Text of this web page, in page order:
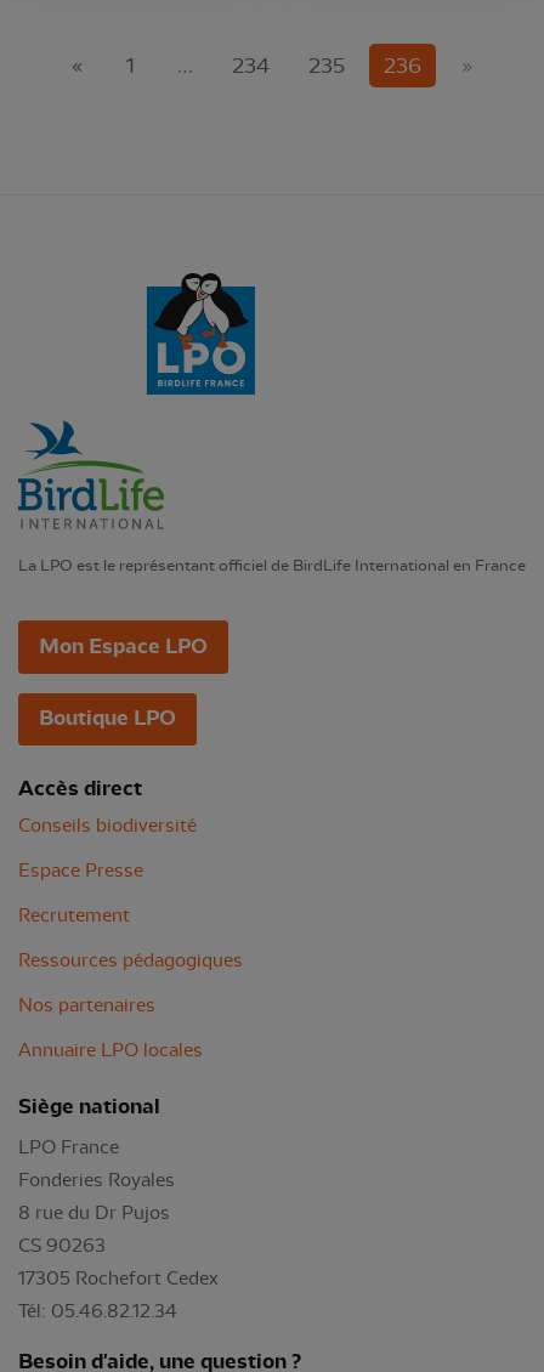
« 1 … 234 235 236(current)
»
La LPO est le représentant officiel de BirdLife International en France
Mon Espace LPO
Boutique LPO
Accès direct
Conseils biodiversité
Espace Presse
Recrutement
Ressources pédagogiques
Nos partenaires
Annuaire LPO locales
Siège national
LPO France
Fonderies Royales
8 rue du Dr Pujos
CS 90263
17305 Rochefort Cedex
Tél: 05.46.82.12.34
Besoin d'aide, une question ?